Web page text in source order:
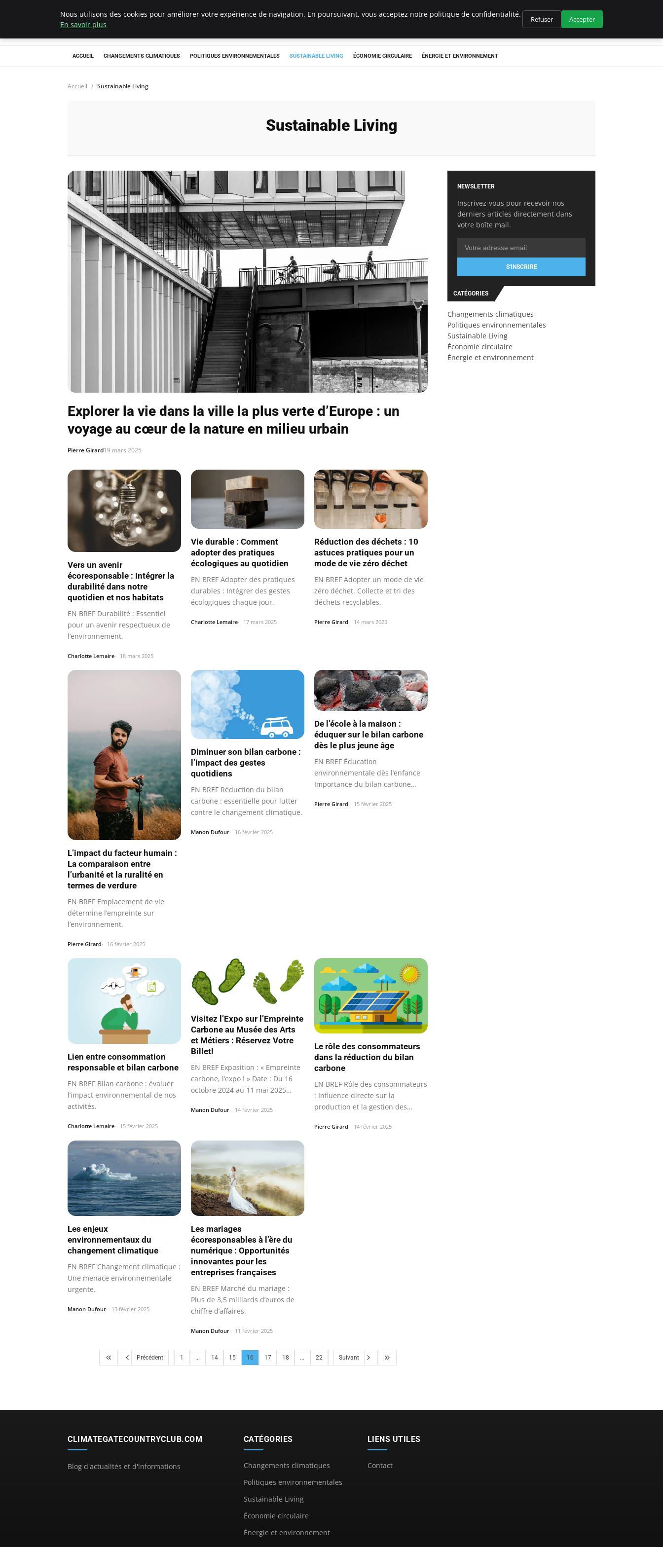
Climategatecountryclub.com
ACCUEIL CHANGEMENTS CLIMATIQUES POLITIQUES ENVIRONNEMENTALES SUSTAINABLE LIVING ÉCONOMIE CIRCULAIRE ÉNERGIE ET ENVIRONNEMENT
Accueil Sustainable Living
Sustainable Living
Explorer la vie dans la ville la plus verte d’Europe : un
voyage au cœur de la nature en milieu urbain
Pierre Girard19 mars 2025
Vers un avenir
écoresponsable : Intégrer la
durabilité dans notre
quotidien et nos habitats
EN BREF Durabilité : Essentiel
pour un avenir respectueux de
l’environnement.
Charlotte Lemaire 18 mars 2025
Vie durable : Comment
adopter des pratiques
écologiques au quotidien
EN BREF Adopter des pratiques
durables : Intégrer des gestes
écologiques chaque jour.
Charlotte Lemaire 17 mars 2025
Réduction des déchets : 10
astuces pratiques pour un
mode de vie zéro déchet
EN BREF Adopter un mode de vie
zéro déchet. Collecte et tri des
déchets recyclables.
Pierre Girard 14 mars 2025
L’impact du facteur humain :
La comparaison entre
l’urbanité et la ruralité en
termes de verdure
EN BREF Emplacement de vie
détermine l’empreinte sur
l’environnement.
Pierre Girard 16 février 2025
Diminuer son bilan carbone :
l’impact des gestes
quotidiens
EN BREF Réduction du bilan
carbone : essentielle pour lutter
contre le changement climatique.
Manon Dufour 16 février 2025
De l’école à la maison :
éduquer sur le bilan carbone
dès le plus jeune âge
EN BREF Éducation
environnementale dès l’enfance
Importance du bilan carbone
Pierre Girard 15 février 2025
Lien entre consommation
responsable et bilan carbone
EN BREF Bilan carbone : évaluer
l’impact environnemental de nos
activités.
Charlotte Lemaire 15 février 2025
Visitez l’Expo sur l’Empreinte
Carbone au Musée des Arts
et Métiers : Réservez Votre
Billet!
EN BREF Exposition : « Empreinte
carbone, l’expo ! » Date : Du 16
octobre 2024 au 11 mai 2025
Manon Dufour 14 février 2025
Le rôle des consommateurs
dans la réduction du bilan
carbone
EN BREF Rôle des consommateurs
: Influence directe sur la
production et la gestion des
Pierre Girard 14 février 2025
Les enjeux
environnementaux du
changement climatique
EN BREF Changement climatique :
Une menace environnementale
urgente.
Manon Dufour 13 février 2025
Les mariages
écoresponsables à l’ère du
numérique : Opportunités
innovantes pour les
entreprises françaises
EN BREF Marché du mariage :
Plus de 3,5 milliards d’euros de
chiffre d’affaires.
Manon Dufour 11 février 2025
Précédent 1 ... 14 15 16 17 18 ... 22 Suivant
NEWSLETTER
Inscrivez-vous pour recevoir nos
derniers articles directement dans
votre boîte mail.
S'INSCRIRE
CATÉGORIES
Changements climatiques
Politiques environnementales
Sustainable Living
Économie circulaire
Énergie et environnement
CLIMATEGATECOUNTRYCLUB.COM
Blog d'actualités et d'informations
CATÉGORIES
Changements climatiques
Politiques environnementales
Sustainable Living
Économie circulaire
Énergie et environnement
LIENS UTILES
Contact
Nous utilisons des cookies pour améliorer votre expérience de navigation. En poursuivant, vous acceptez notre politique de confidentialité.
En savoir plus
Refuser Accepter